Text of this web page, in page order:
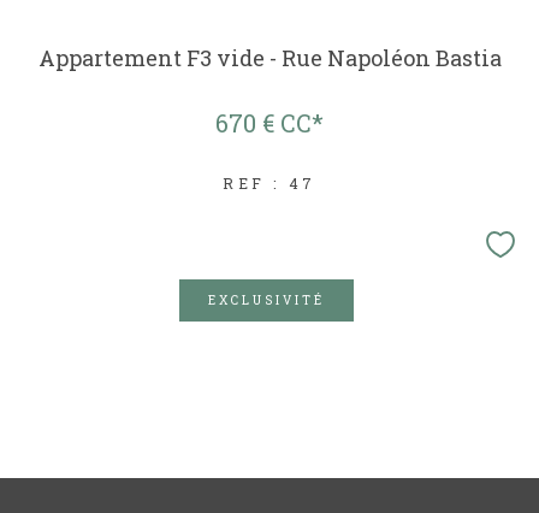
Appartement F3 vide - Rue Napoléon Bastia
670 € CC*
REF : 47
EXCLUSIVITÉ